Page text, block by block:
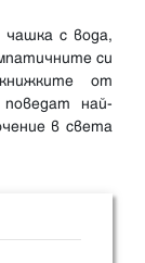
с вода,
си
от
най-
в света